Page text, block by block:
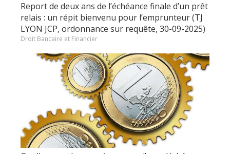
Report de deux ans de l’échéance finale d’un prêt
relais : un répit bienvenu pour l’emprunteur (TJ
LYON JCP, ordonnance sur requête, 30-09-2025)
Droit Bancaire et Financier